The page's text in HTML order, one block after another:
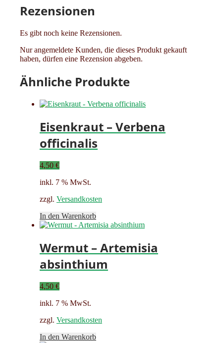
Rezensionen
Es gibt noch keine Rezensionen.
Nur angemeldete Kunden, die dieses Produkt gekauft
haben, dürfen eine Rezension abgeben.
Ähnliche Produkte
Eisenkraut – Verbena
officinalis
4,50 €
inkl. 7 % MwSt.
zzgl. Versandkosten
In den Warenkorb
Wermut – Artemisia
absinthium
4,50 €
inkl. 7 % MwSt.
zzgl. Versandkosten
In den Warenkorb